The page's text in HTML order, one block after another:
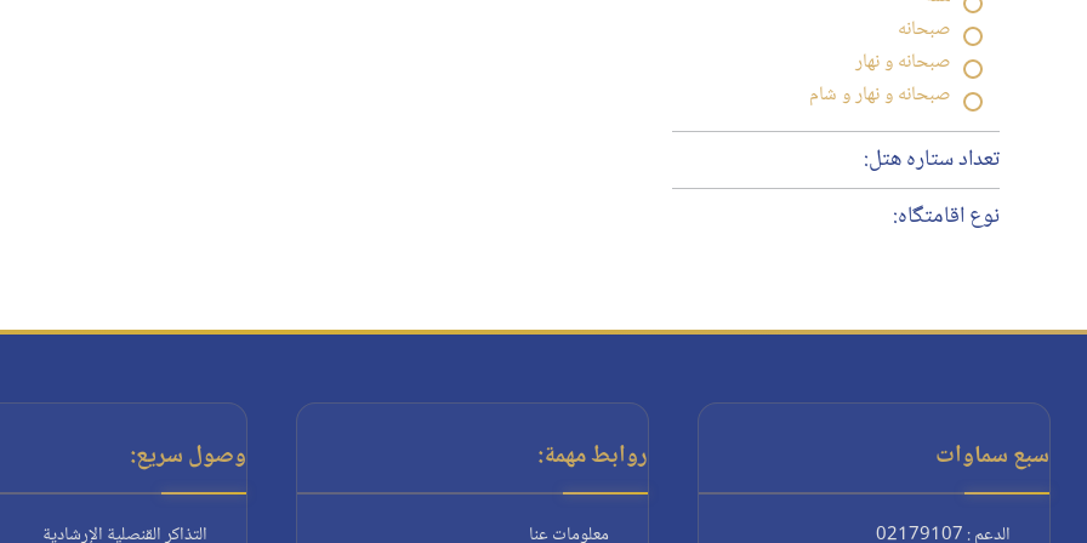
صبحانه
صبحانه و نهار
صبحانه و نهار و شام
تعداد ستاره هتل:
نوع اقامتگاه:
سبع سماوات
الدعم : 02179107
روابط مهمة:
معلومات عنا
وصول سريع:
التذاكر القنصلية الإرشادية